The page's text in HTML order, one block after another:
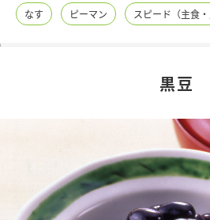
レシピ名特集
商品カテゴリ
酢
新商品一覧
キャンペーン情報
なす ピーマン スピード（主食・
黒豆